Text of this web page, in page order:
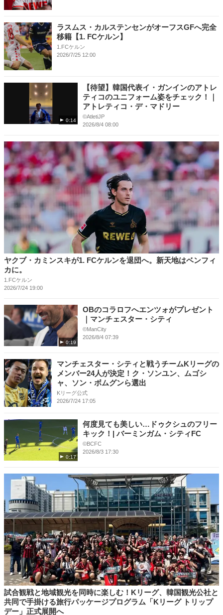
ラスムス・カルステンセンがオーフスGFへ完全
移籍【1. FCケルン】
1.FCケルン
2026/7/25 12:00
0:14
【待望】韓国代表イ・ガンインのアトレ
ティコのユニフォーム姿をチェック！｜
アトレティコ・デ・マドリー
©️AtletiJP
2026/8/4 08:00
ヤクブ・カミンスキが1. FCケルンを退団へ。新天地はベンフィ
カに。
1.FCケルン
2026/7/24 19:00
0:19
OBのコラロフへエンツォがプレゼント
｜マンチェスター・シティ
©ManCity
2026/8/4 07:39
マンチェスター・シティと戦うチームKリーグの
メンバー24人が決定！ク・ソンユン、ムゴシ
ャ、ソン・ボムグンら選出
Kリーグ公式
2026/7/24 17:05
0:17
何度見ても美しい…ドゥクシュのフリー
キック！| バーミンガム・シティFC
©BCFC
2026/8/3 17:30
試合観戦と地域観光を同時に楽しむ！Kリーグ、韓国観光公社と
共同で手掛ける旅行パッケージプログラム「Kリーグ トリップ
デー」正式展開へ